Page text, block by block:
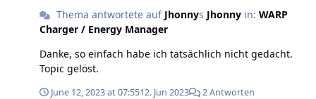
Thema antwortete auf Jhonnys Jhonnyin: WARP
Charger / Energy Manager
Danke, so einfach habe ich tatsächlich nicht gedacht.
Topic gelöst.
June 12, 2023 at 07:5512. Jun 2023 2 Antworten